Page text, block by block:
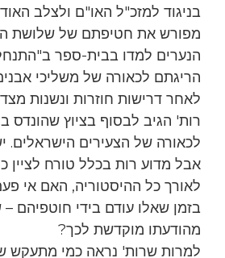
מפורש את חטיפתם של שלושת
הנערים למדו בבית-ספר
הריגתם לכאורה של משליכי
רות' הגיב לבסוף בציוץ
לכאורה של הצעירים הישראלים.
אבל מדוע רות בכלל טורח לציין כי הצעירים –
לאורך כל ההיסטוריה, האם אי
בזמן שאלו עודם בידי חוטפיהם
מהודעתו מוקדשת לכך?
למרות שרות' נראה כמי מתעקש